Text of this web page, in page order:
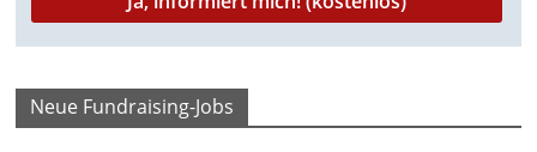
n
g
|
S
Neue Fundraising-Jobs